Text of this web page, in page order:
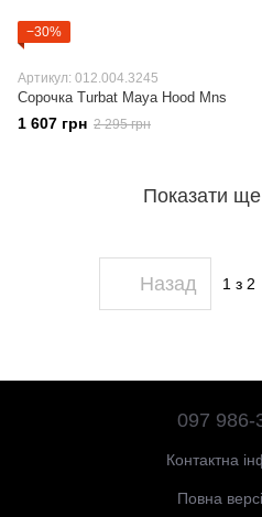
−30%
Артикул: 012.004.3245
Сорочка Turbat Maya Hood Mns
1 607 грн 2 295 грн
Показати ще
Назад 1 з 2
097 986-
Контактна
Повна